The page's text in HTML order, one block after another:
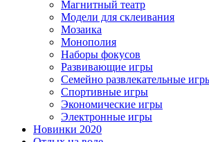
Магнитный театр
Модели для склеивания
Мозаика
Монополия
Наборы фокусов
Развивающие игры
Семейно развлекательные
Спортивные игры
Экономические игры
Электронные игры
Новинки 2020